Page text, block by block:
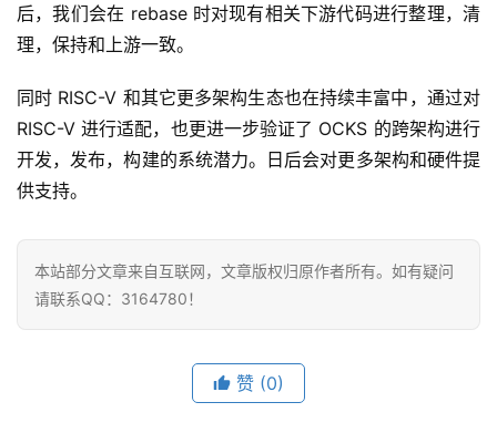
后，我们会在 rebase 时对现有相关下游代码进行整理，清
理，保持和上游一致。
同时 RISC-V 和其它更多架构生态也在持续丰富中，通过对
RISC-V 进行适配，也更进一步验证了 OCKS 的跨架构进行
开发，发布，构建的系统潜力。日后会对更多架构和硬件提
供支持。
本站部分文章来自互联网，文章版权归原作者所有。如有疑问
请联系QQ：3164780！
赞 (0)